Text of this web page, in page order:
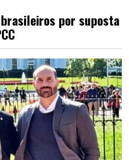
brasileiros por suposta